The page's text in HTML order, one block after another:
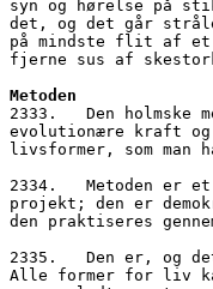
syn og hørelse på
det, og det går
på mindste flit af
fjerne sus af
Metoden
2333.   Den holmske
evolutionære kraft og
livsformer, som
2334.   Metoden er
projekt; den er
den praktiseres
2335.   Den er, og
Alle former for liv